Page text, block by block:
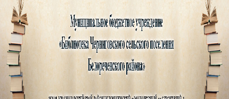
Черниговская
библиотека
МЕНЮ